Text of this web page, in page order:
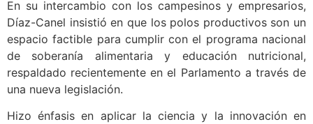
En su intercambio con los campesinos y empresarios,
Díaz-Canel insistió en que los polos productivos son un
espacio factible para cumplir con el programa nacional
de soberanía alimentaria y educación nutricional,
respaldado recientemente en el Parlamento a través de
una nueva legislación.
Hizo énfasis en aplicar la ciencia y la innovación en